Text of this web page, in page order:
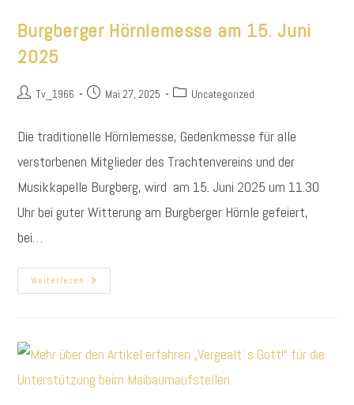
Burgberger Hörnlemesse am 15. Juni
2025
Beitrags-Tv_1966
BeitragMai 27, 2025
Beitrags-Uncategorized
Die traditionelle Hörnlemesse, Gedenkmesse für alle
verstorbenen Mitglieder des Trachtenvereins und der
Musikkapelle Burgberg, wird am 15. Juni 2025 um 11.30
Uhr bei guter Witterung am Burgberger Hörnle gefeiert,
bei…
Weiterlesen Burgberger
Hörnlemesse